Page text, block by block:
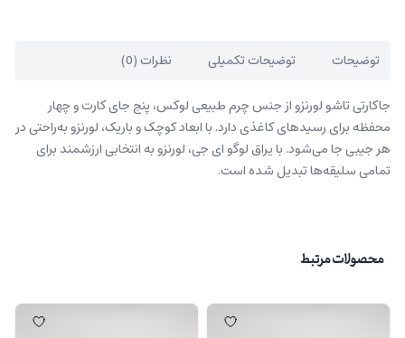
توضیحات توضیحات تکمیلی نظرات (0)
جاکارتی تاشو لورنزو از جنس چرم طبیعی لوکس، پنج جای کارت و چهار
محفظه برای رسیدهای کاغذی دارد. با ابعاد کوچک و باریک، لورنزو به‌راحتی در
هر جیبی جا می‌شود. با یراق لوگو ای جی، لورنزو به انتخابی ارزشمند برای
تمامی سلیقه‌ها تبدیل شده است.
محصولات مرتبط